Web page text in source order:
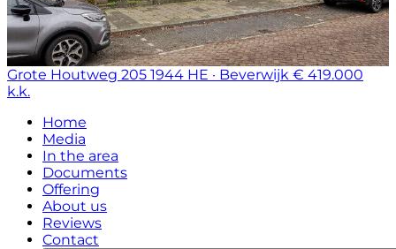
Grote Houtweg 205 1944 HE · Beverwijk € 419.000
k.k.
Home
Media
In the area
Documents
Offering
About us
Reviews
Contact